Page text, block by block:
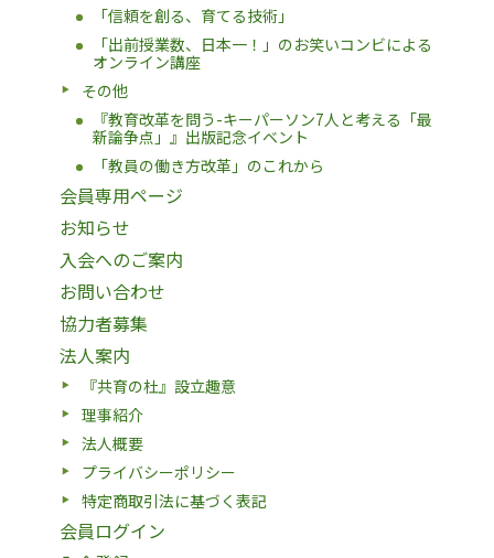
「信頼を創る、育てる技術」
「出前授業数、日本一！」のお笑いコンビによる
オンライン講座
その他
『教育改革を問う-キーパーソン7人と考える「最
新論争点」』出版記念イベント
「教員の働き方改革」のこれから
会員専用ページ
お知らせ
入会へのご案内
お問い合わせ
協力者募集
法人案内
『共育の杜』設立趣意
理事紹介
法人概要
プライバシーポリシー
特定商取引法に基づく表記
会員ログイン